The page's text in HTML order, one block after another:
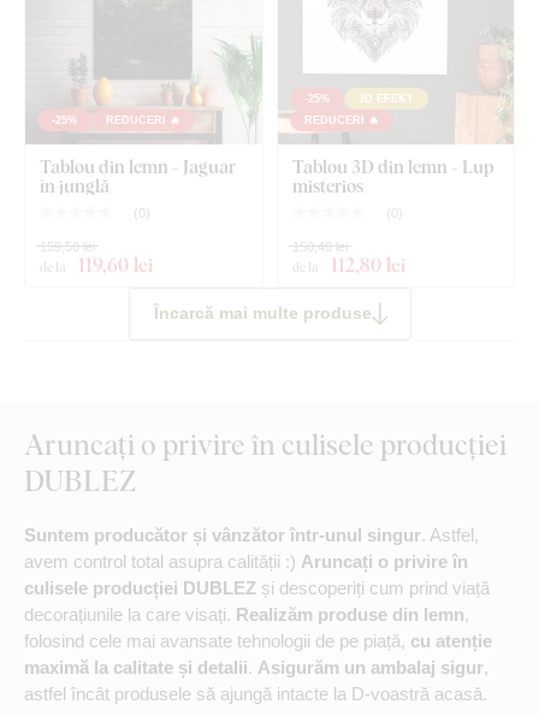
Ce este inclus în pachet?
Autocolant din lemn - Urme de lup
Bandă adezivă din spumă lipită în prealabil
Notă:Dimensiunile indicate sunt dimensiunile după fixarea pe
perete, conform ilustrației.
-25% REDUCERI 🔥
Tablou din lemn - Jaguar
în junglă
( 0)
de la 119,60 lei
159,50 lei
-25%
3D EFEKT
REDUCERI 🔥
Tablou 3D din lemn - Lup
misterios
( 0)
de la 112,80 lei
150,40 lei
Încarcă mai multe produse
Aruncați o privire în culisele producției
DUBLEZ
Suntem producător și vânzător într-unul singur. Astfel,
avem control total asupra calității :) Aruncați o privire în
culisele producției DUBLEZ și descoperiți cum prind viață
decorațiunile la care visați. Realizăm produse din lemn,
folosind cele mai avansate tehnologii de pe piață, cu atenție
maximă la calitate și detalii. Asigurăm un ambalaj sigur,
astfel încât produsele să ajungă intacte la D-voastră acasă.